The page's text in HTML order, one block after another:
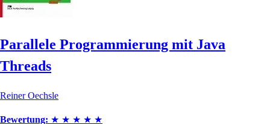
Parallele Programmierung mit Java
Threads
Reiner Oechsle
Bewertung: ★ ★ ★ ★ ★